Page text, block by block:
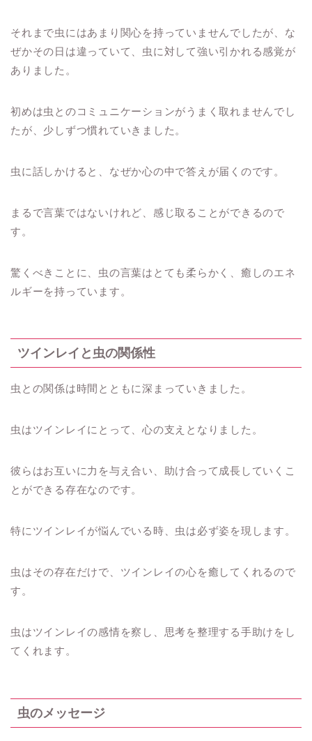
それまで虫にはあまり関心を持っていませんでしたが、な
ぜかその日は違っていて、虫に対して強い引かれる感覚が
ありました。
初めは虫とのコミュニケーションがうまく取れませんでし
たが、少しずつ慣れていきました。
虫に話しかけると、なぜか心の中で答えが届くのです。
まるで言葉ではないけれど、感じ取ることができるので
す。
驚くべきことに、虫の言葉はとても柔らかく、癒しのエネ
ルギーを持っています。
ツインレイと虫の関係性
虫との関係は時間とともに深まっていきました。
虫はツインレイにとって、心の支えとなりました。
彼らはお互いに力を与え合い、助け合って成長していくこ
とができる存在なのです。
特にツインレイが悩んでいる時、虫は必ず姿を現します。
虫はその存在だけで、ツインレイの心を癒してくれるので
す。
虫はツインレイの感情を察し、思考を整理する手助けをし
てくれます。
虫のメッセージ